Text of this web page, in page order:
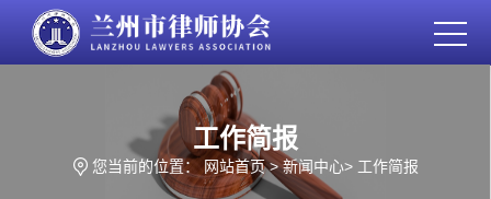
工作简报
您当前的位置：网站首页>新闻中心> 工作简报